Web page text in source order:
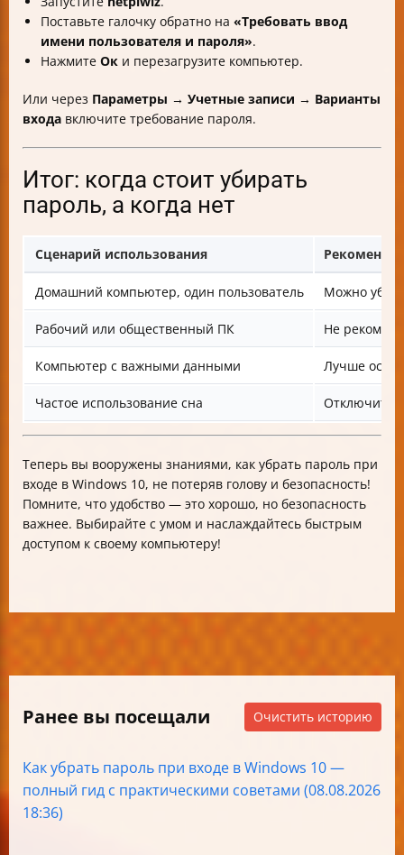
Поставьте галочку обратно на «Требовать ввод
имени пользователя и пароля».
Нажмите Ок и перезагрузите компьютер.
Или через Параметры → Учетные записи → Варианты
входа включите требование пароля.
Итог: когда стоит убирать
пароль, а когда нет
Сценарий использования
Домашний компьютер, один пользователь Можно
Рабочий или общественный ПК Не
Компьютер с важными данными Лучше
Частое использование сна Отключить
Теперь вы вооружены знаниями, как убрать пароль при
входе в Windows 10, не потеряв голову и безопасность!
Помните, что удобство — это хорошо, но безопасность
важнее. Выбирайте с умом и наслаждайтесь быстрым
доступом к своему компьютеру!
Ранее вы посещали Очистить историю
Как убрать пароль при входе в Windows 10 —
полный гид с практическими советами (08.08.2026
18:36)